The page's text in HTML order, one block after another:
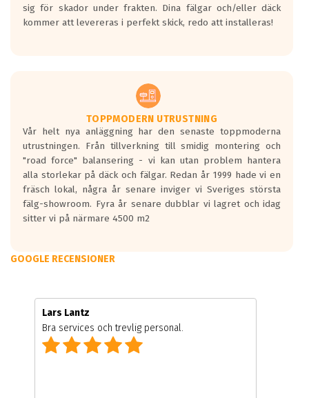
sig för skador under frakten. Dina fälgar och/eller däck
kommer att levereras i perfekt skick, redo att installeras!
TOPPMODERN UTRUSTNING
Vår helt nya anläggning har den senaste toppmoderna
utrustningen. Från tillverkning till smidig montering och
"road force" balansering - vi kan utan problem hantera
alla storlekar på däck och fälgar. Redan år 1999 hade vi en
fräsch lokal, några år senare inviger vi Sveriges största
fälg-showroom. Fyra år senare dubblar vi lagret och idag
sitter vi på närmare 4500 m2
GOOGLE RECENSIONER
Lars Lantz
Bra services och trevlig personal.